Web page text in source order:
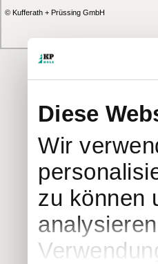
Diese
Wir
zu können
© Kufferath + Prüssing GmbH